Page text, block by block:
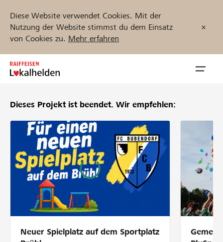
Diese Website verwendet Cookies. Mit der
Nutzung der Website stimmst du dem Einsatz
von Cookies zu. Mehr erfahren
Zum
Inhalt
Unterstützen
Hilfe & Support
Projekte und Organisationen finden
Dieses Projekt ist beendet. Wir empfehlen:
Neuer Spielplatz auf dem Sportplatz